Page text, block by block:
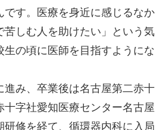
です。医療を身近に感じるなか
苦しむ人を助けたい」という気
生の頃に医師を目指すようにな
進み、卒業後は名古屋第二赤十
十字社愛知医療センター名古屋
研修を経て、循環器内科に入局